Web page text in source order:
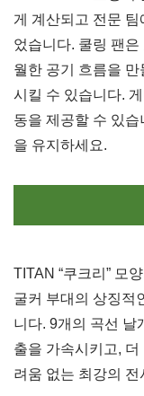
게 계산되고 전문
었습니다. 쿨링 팬
월한 공기 흐름을
시킬 수 있습니다.
동을 제공할 수 있
을 유지하세요.
TITAN “쿠크리” 모
굴커 부대의 상징적
니다. 9개의 곡선 날
출을 가속시키고,
려움 없는 최강의 전